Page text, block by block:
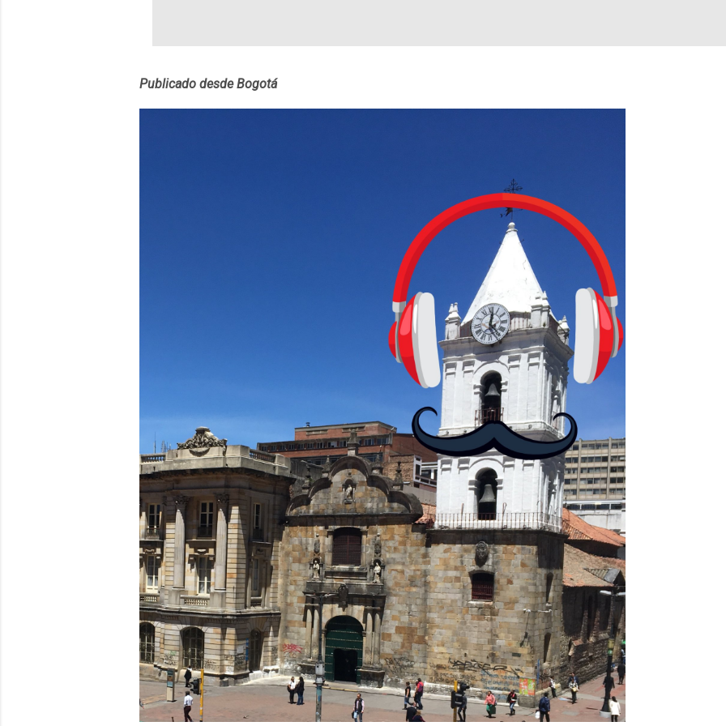
estará disponible primero en inglés. Los usuarios aprenderán desde lo más
personajes simpáticos y ayudas visuales. ¿Será posible que una app que antes
Publicado desde Bogotá